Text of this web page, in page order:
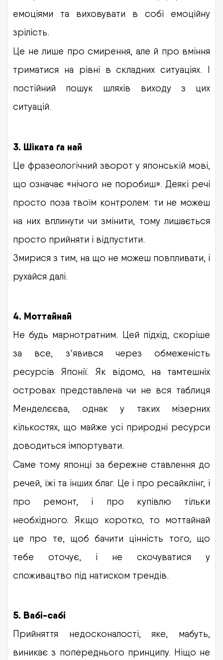
емоціями та виховувати в собі емоційну
зрілість.
Це не лише про смирення, але й про вміння
триматися на рівні в складних ситуаціях. І
постійний пошук шляхів виходу з цих
ситуацій.
3. Шіката ґа най
Це фразеологічний зворот у японській мові,
що означає «нічого не поробиш». Деякі речі
просто поза твоїм контролем: ти не можеш
на них вплинути чи змінити, тому лишається
просто прийняти і відпустити.
Змирися з тим, на що не можеш повпливати, і
рухайся далі.
4. Моттайнай
Не будь марнотратним. Цей підхід, скоріше
за все, з‘явився через обмеженість
ресурсів Японії. Як відомо, на тамтешніх
островах представлена чи не вся таблиця
Менделєєва, однак у таких мізерних
кількостях, що майже усі природні ресурси
доводиться імпортувати.
Саме тому японці за бережне ставлення до
речей, їжі та інших благ. Це і про ресайклінг, і
про ремонт, і про купівлю тільки
необхідного. Якщо коротко, то моттайнай
це про те, щоб бачити цінність того, що
тебе оточує, і не скочуватися у
споживацтво під натиском трендів.
5. Вабі-сабі
Прийняття недосконалості, яке, мабуть,
виникає з попереднього принципу. Ніщо не